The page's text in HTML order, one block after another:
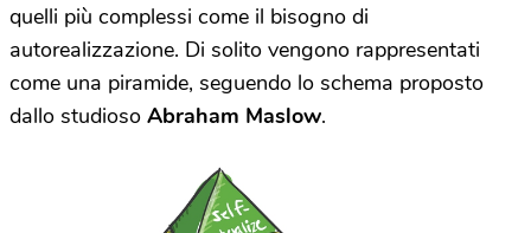
quelli più complessi come il bisogno di
autorealizzazione. Di solito vengono rappresentati
come una piramide, seguendo lo schema proposto
dallo studioso Abraham Maslow.